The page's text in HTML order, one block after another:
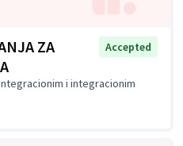
ZA
Accepted
i integracionim